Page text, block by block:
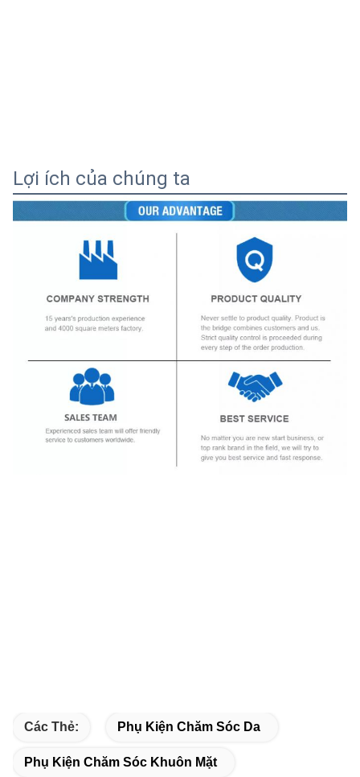
Lợi ích của chúng ta
Các Thẻ: Phụ Kiện Chăm Sóc Da
Phụ Kiện Chăm Sóc Khuôn Mặt